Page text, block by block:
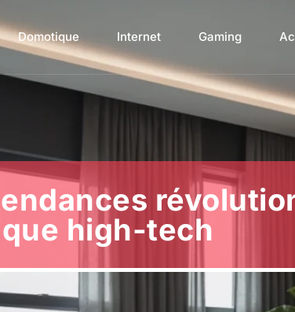
Domotique Internet Gaming
high-tech